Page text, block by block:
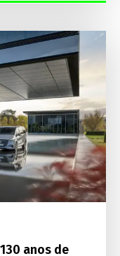
anos de